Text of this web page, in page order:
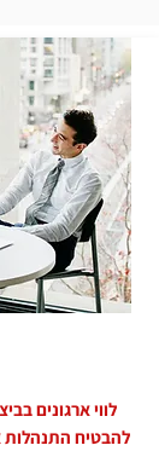
לווי ארגונים
להבטיח התנהלות